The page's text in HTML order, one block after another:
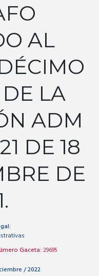
AL
LA
ADM
DE 18
DE
Gaceta: 29695
/ 2022